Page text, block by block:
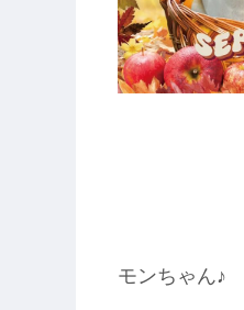
モンちゃん♪